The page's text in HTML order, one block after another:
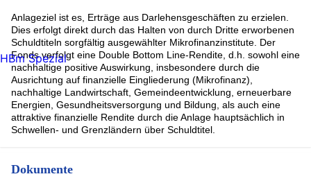
Anlageziel ist es, Erträge aus Darlehensgeschäften zu erzielen.
Dies erfolgt direkt durch das Halten von durch Dritte erworbenen
Schuldtiteln sorgfältig ausgewählter Mikrofinanzinstitute. Der
Fonds verfolgt eine Double Bottom Line-Rendite, d.h. sowohl eine
nachhaltige positive Auswirkung, insbesondere durch die
Ausrichtung auf finanzielle Eingliederung (Mikrofinanz),
nachhaltige Landwirtschaft, Gemeindeentwicklung, erneuerbare
Energien, Gesundheitsversorgung und Bildung, als auch eine
attraktive finanzielle Rendite durch die Anlage hauptsächlich in
Schwellen- und Grenzländern über Schuldtitel.
Dokumente
HBm Spezial